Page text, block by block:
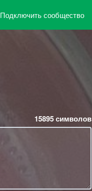
Подключить сообщество
15895символов